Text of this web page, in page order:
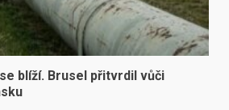
blíží. Brusel přitvrdil vůči